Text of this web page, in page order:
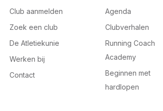
Club aanmelden
Zoek een club
De Atletiekunie
Werken bij
Contact
Agenda
Clubverhalen
Running Coach
Academy
Beginnen met
hardlopen